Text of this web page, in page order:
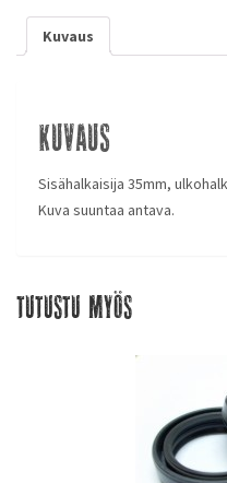
Kuvaus
Kuvaus
Sisähalkaisija 35mm,
Kuva suuntaa antava.
Tutustu myös